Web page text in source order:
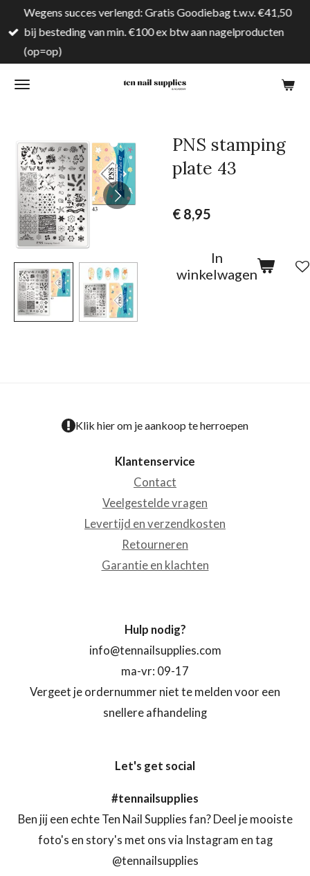
direct
naar
hoofdinhoud
Wegens succes verlengd: Gratis Goodiebag t.w.v. €41,50
bij besteding van min. €100 ex btw aan nagelproducten
(op=op)
PNS stamping
plate 43
€ 8,95
In
winkelwagen
Klik hier om je aankoop te herroepen
Klantenservice
Contact
Veelgestelde vragen
Levertijd en verzendkosten
Retourneren
Garantie en klachten
Hulp nodig?
info@tennailsupplies.com
ma-vr: 09-17
Vergeet je ordernummer niet te melden voor een
snellere afhandeling
Let's get social
#tennailsupplies
Ben jij een echte Ten Nail Supplies fan? Deel je mooiste
foto's en story's met ons via Instagram en tag
@tennailsupplies